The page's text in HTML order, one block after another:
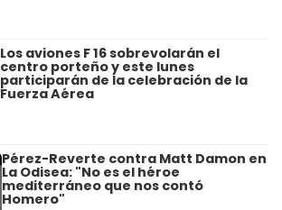
Los aviones F 16 sobrevolarán el
centro porteño y este lunes
participarán de la celebración de la
Fuerza Aérea
Pérez-Reverte contra Matt Damon en
La Odisea: "No es el héroe
mediterráneo que nos contó
Homero"